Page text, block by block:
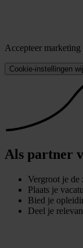
Accepteer
Cookie-instellingen
Als partner
Vergroot je de
Plaats je
Bied je
Deel je